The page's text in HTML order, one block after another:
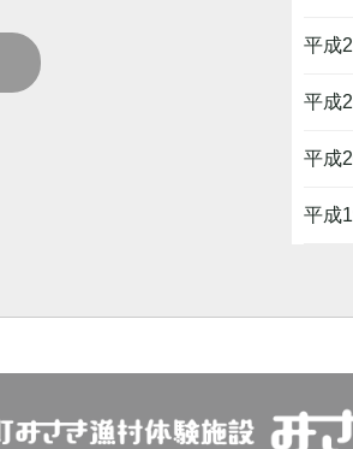
平成
平成
平成
平成